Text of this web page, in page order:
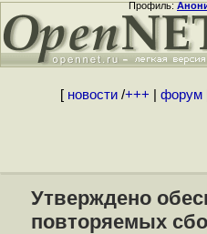
Профиль:
[ новости/+++ форум|
Утверждено
повторяемых